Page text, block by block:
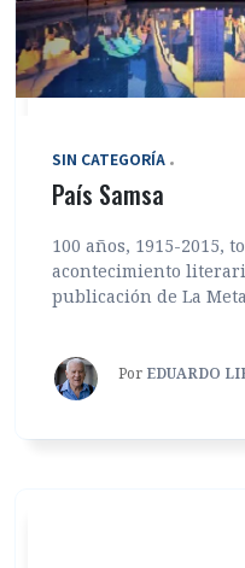
SIN CATEGORÍA
País Samsa
100 años, 1915-2015,
acontecimiento
publicación de La
Por EDUARDO